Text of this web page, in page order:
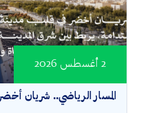
المسار الرياضي.. شريان
2 أغسطس 2026